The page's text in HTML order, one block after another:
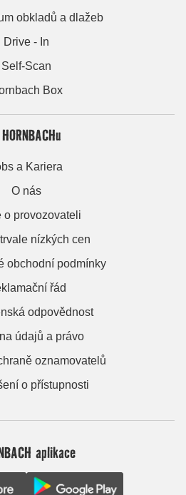
obkladů a dlažeb
Drive - In
Self-Scan
Box
a Kariera
O nás
o provozovateli
nízkých cen
obchodní podmínky
řád
odpovědnost
údajů a právo
oznamovatelů
o přístupnosti
aplikace